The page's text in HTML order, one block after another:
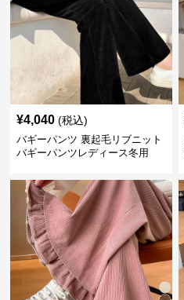
¥4,040 (税込)
バギーパンツ 裏起毛リブニット
バギーパンツレディース冬用